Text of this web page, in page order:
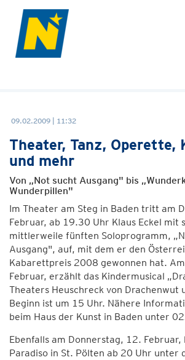
09.02.2009 | 11:32
Theater, Tanz, Operette,
und mehr
Von „Not sucht Ausgang" bis
Wunderpillen"
Im Theater am Steg in Baden tritt am
Februar, ab 19.30 Uhr Klaus Eckel mit
mittlerweile fünften Soloprogramm,
Ausgang", auf, mit dem er den
Kabarettpreis 2008 gewonnen hat.
Februar, erzählt das Kindermusical
Theaters Heuschreck von Drachenwut
Beginn ist um 15 Uhr. Nähere
beim Haus der Kunst in Baden unter
Ebenfalls am Donnerstag, 12. Februar,
Paradiso in St. Pölten ab 20 Uhr unter